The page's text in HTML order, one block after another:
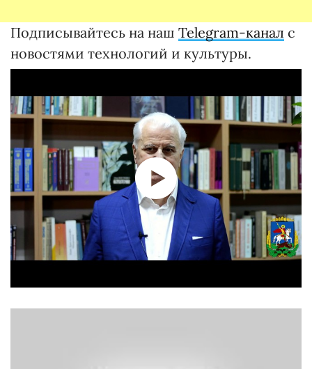
Подписывайтесь на наш Telegram-канал с
новостями технологий и культуры.